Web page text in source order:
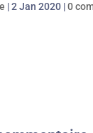
|2 Jan 2020 |0